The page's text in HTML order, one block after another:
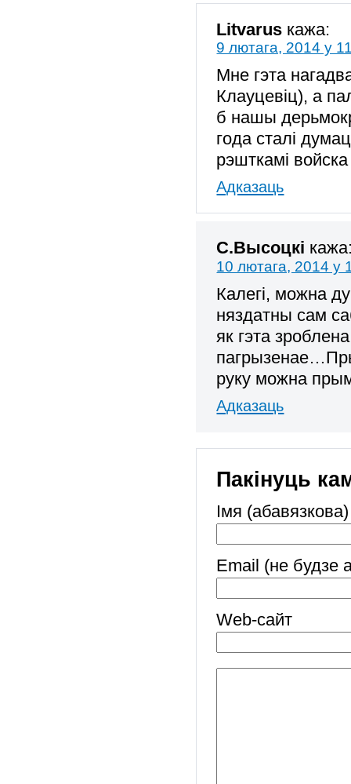
Litvarus кажа:
9 лютага, 2014 у
Мне гэта
Клауцевіц), а
б нашы
года сталі
рэшткамі
Адказаць
С.Высоцкі
10 лютага, 2014 у
Калегі, можна
няздатны сам
як гэта
руку можна
Адказаць
Пакінуць
Імя (абавязкова)
Email (не будзе
Web-cайт